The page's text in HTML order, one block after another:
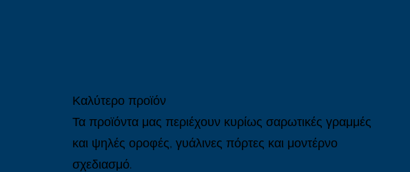
Καλύτερο προϊόν
Τα προϊόντα μας περιέχουν κυρίως σαρωτικές γραμμές
και ψηλές οροφές, γυάλινες πόρτες και μοντέρνο
σχεδιασμό.